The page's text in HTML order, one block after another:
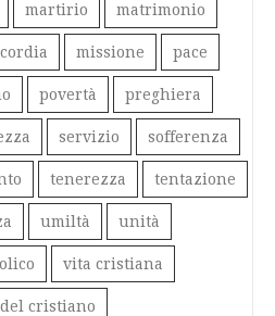
martirio matrimonio
missione pace
povertà preghiera
servizio sofferenza
tenerezza tentazione
umiltà unità
vita cristiana
cristiano